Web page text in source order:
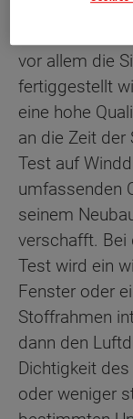
Mietwohnung
vor allem die
fertiggestellt
eine hohe
an die Zeit der
Test auf
umfassenden
seinem
verschafft. Bei
Test wird ein
Fenster oder
Stoffrahmen
dann den
Dichtigkeit
oder weniger